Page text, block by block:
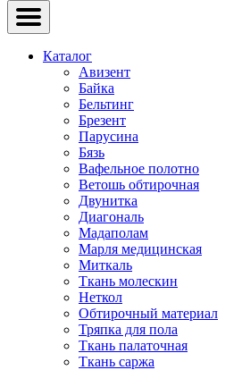
Каталог
Авизент
Байка
Бельтинг
Брезент
Парусина
Бязь
Вафельное полотно
Ветошь обтирочная
Двунитка
Диагональ
Мадаполам
Марля медицинская
Миткаль
Ткань молескин
Неткол
Обтирочный материал
Тряпка для пола
Ткань палаточная
Ткань саржа